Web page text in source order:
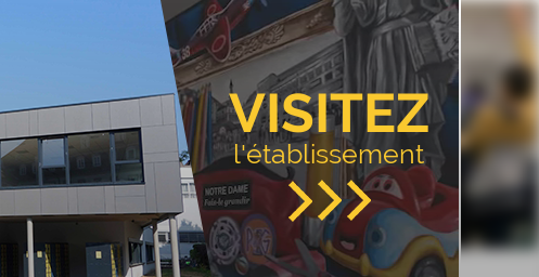
VISITEZ
l'établissement